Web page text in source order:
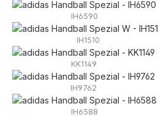
IH6590
IH1510
KK1149
IH9762
IH6588